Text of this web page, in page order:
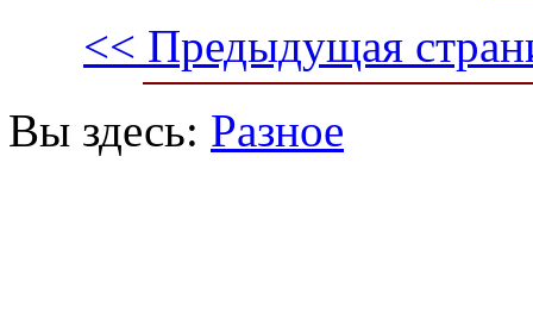
<< Предыдущая
Вы здесь: Разное